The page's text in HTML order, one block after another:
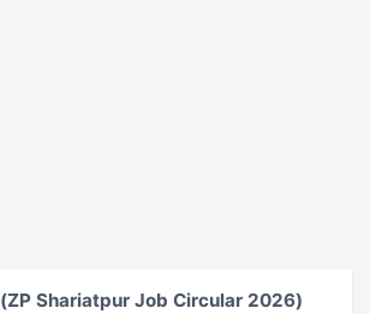
(ZP Shariatpur Job Circular 2026)